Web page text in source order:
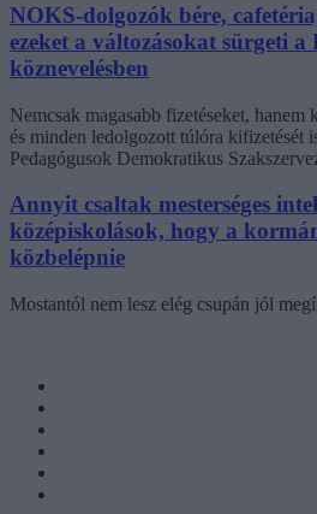
NOKS-dolgozók bére,
ezeket a változásokat sürgeti a
köznevelésben
Nemcsak magasabb fizetéseket, hanem
és minden ledolgozott túlóra kifizetését
Pedagógusok Demokratikus
Annyit csaltak mesterséges
középiskolások, hogy a
közbelépnie
Mostantól nem lesz elég csupán jól